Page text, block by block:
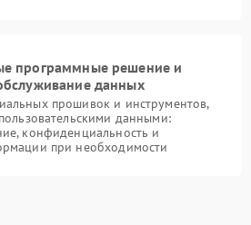
программные решение и
данных
прошивок и инструментов,
данными:
конфиденциальность и
при необходимости